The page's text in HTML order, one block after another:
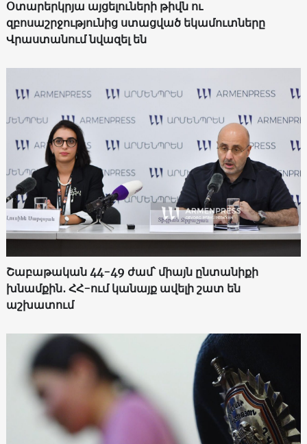
Օտարերկրյա այցելուների թիվն ու
զբոսաշրջությունից ստացված եկամուտները
Վրաստանում նվազել են
Շաբաթական 44-49 ժամ՝ միայն ընտանիքի
խնամքին․ ՀՀ-ում կանայք ավելի շատ են
աշխատում